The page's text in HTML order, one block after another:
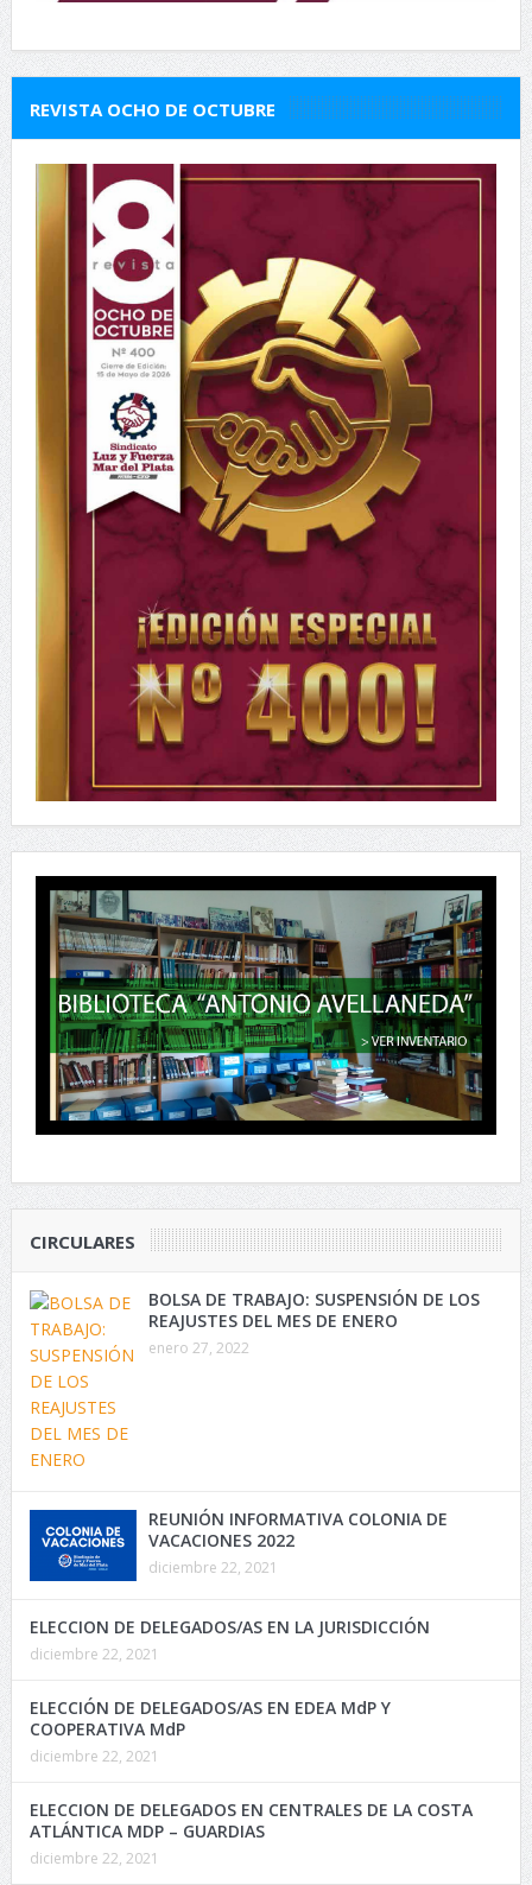
REVISTA OCHO DE OCTUBRE
CIRCULARES
BOLSA DE TRABAJO: SUSPENSIÓN DE LOS
REAJUSTES DEL MES DE ENERO
enero 27, 2022
REUNIÓN INFORMATIVA COLONIA DE
VACACIONES 2022
diciembre 22, 2021
ELECCION DE DELEGADOS/AS EN LA JURISDICCIÓN
diciembre 22, 2021
ELECCIÓN DE DELEGADOS/AS EN EDEA MdP Y
COOPERATIVA MdP
diciembre 22, 2021
ELECCION DE DELEGADOS EN CENTRALES DE LA COSTA
ATLÁNTICA MDP – GUARDIAS
diciembre 22, 2021